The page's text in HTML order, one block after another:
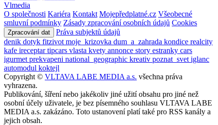
Vlmedia
O společnosti Kariéra Kontakt Mojepředplatné.cz Všeobecné
smluvní podmínky Zásady zpracování osobních údajů Cookies
Zpracování dat
Práva subjektů údajů
denik dotyk fitzivot moje_krizovka dum_a_zahrada kondice realcity
kafe ireceptartipcars vlasta kvety annonce story estranky cars
igurmet prekvapeni national_geographic kreativ poznat_svet iglanc
automodul koktejl
Copyright © VLTAVA LABE MEDIA a.s. všechna práva
vyhrazena.
Publikování, šíření nebo jakékoliv jiné užití obsahu pro jiné než
osobní účely uživatele, je bez písemného souhlasu VLTAVA LABE
MEDIA a.s. zakázáno. Toto ustanovení platí také pro RSS kanály a
jejich obsah.